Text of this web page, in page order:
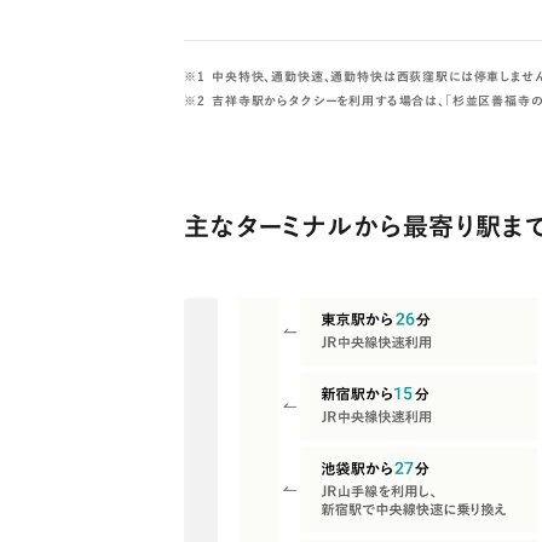
中央特快、通勤快速、通勤特快は西荻窪駅には停車しませ
吉祥寺駅からタクシーを利用する場合は、「杉並区善福寺の
主なターミナルから最寄り駅ま